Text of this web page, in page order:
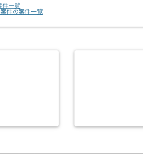
件一覧
件の案件一覧